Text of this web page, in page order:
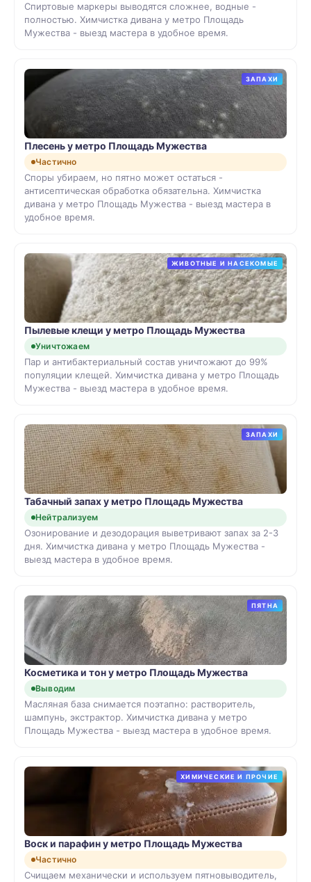
Спиртовые маркеры выводятся сложнее, водные -
полностью. Химчистка дивана у метро Площадь
Мужества - выезд мастера в удобное время.
ЗАПАХИ
Плесень у метро Площадь Мужества
Частично
Споры убираем, но пятно может остаться -
антисептическая обработка обязательна. Химчистка
дивана у метро Площадь Мужества - выезд мастера в
удобное время.
ЖИВОТНЫЕ И НАСЕКОМЫЕ
Пылевые клещи у метро Площадь Мужества
Уничтожаем
Пар и антибактериальный состав уничтожают до 99%
популяции клещей. Химчистка дивана у метро Площадь
Мужества - выезд мастера в удобное время.
ЗАПАХИ
Табачный запах у метро Площадь Мужества
Нейтрализуем
Озонирование и дезодорация выветривают запах за 2-3
дня. Химчистка дивана у метро Площадь Мужества -
выезд мастера в удобное время.
ПЯТНА
Косметика и тон у метро Площадь Мужества
Выводим
Масляная база снимается поэтапно: растворитель,
шампунь, экстрактор. Химчистка дивана у метро
Площадь Мужества - выезд мастера в удобное время.
ХИМИЧЕСКИЕ И ПРОЧИЕ
Воск и парафин у метро Площадь Мужества
Частично
Счищаем механически и используем пятновыводитель,